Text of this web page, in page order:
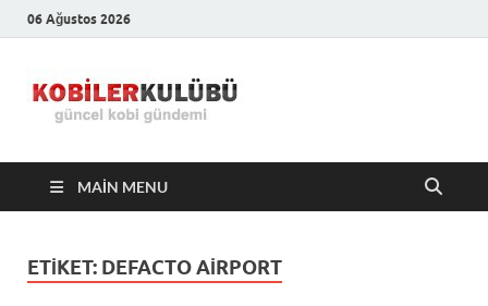
06 Ağustos 2026
Kulübü –
En Güncel
Kobi
MAIN MENU
ETIKET: DEFACTO AIRPORT